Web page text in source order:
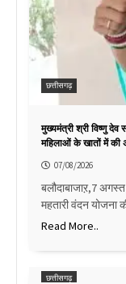
छत्तीसगढ़
मुख्यमंत्री श्री विष्णु देव
महिलाओं के खातों में की
07/08/2026
बलौदाबाजाऱ,7
महतारी वंदन योजना
Read More..
छत्तीसगढ़